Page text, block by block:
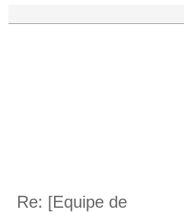
Re: [Equipe de